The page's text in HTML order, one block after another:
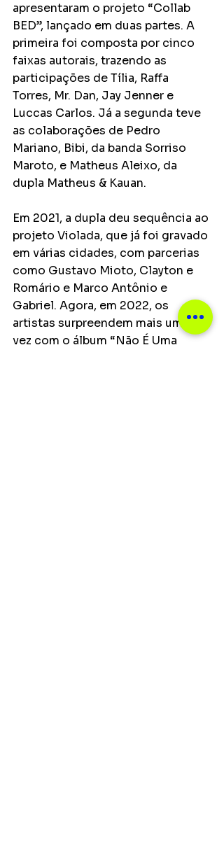
apresentaram o projeto “Collab
BED”, lançado em duas partes. A
primeira foi composta por cinco
faixas autorais, trazendo as
participações de Tília, Raffa
Torres, Mr. Dan, Jay Jenner e
Luccas Carlos. Já a segunda teve
as colaborações de Pedro
Mariano, Bibi, da banda Sorriso
Maroto, e Matheus Aleixo, da
dupla Matheus & Kauan.
Em 2021, a dupla deu sequência ao
projeto Violada, que já foi gravado
em várias cidades, com parcerias
como Gustavo Mioto, Clayton e
Romário e Marco Antônio e
Gabriel. Agora, em 2022, os
artistas surpreendem mais uma
vez com o álbum “Não É Uma